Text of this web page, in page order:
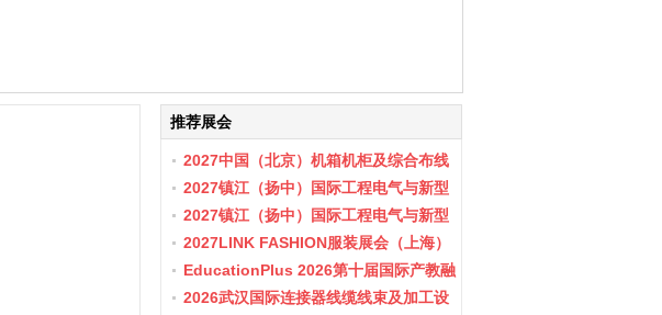
推荐展会
2027中国（北京）机箱机柜及综合布线
数据中心设施展览会
2027镇江（扬中）国际工程电气与新型
储能展会
2027镇江（扬中）国际工程电气与新型
储能产业博览会
2027LINK FASHION服装展会（上海）
EducationPlus 2026第十届国际产教融
合博览会
2026武汉国际连接器线缆线束及加工设